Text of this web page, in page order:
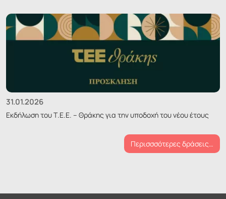
31.01.2026
Εκδήλωση του Τ.Ε.Ε. – Θράκης για την υποδοχή του νέου έτους
Περισσσότερες δράσεις…